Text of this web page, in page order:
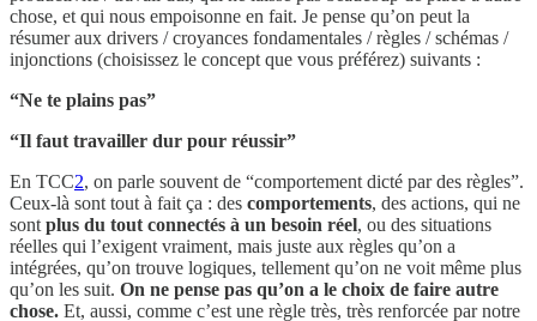
chose, et qui nous empoisonne en fait. Je pense qu’on peut la
résumer aux drivers / croyances fondamentales / règles / schémas /
injonctions (choisissez le concept que vous préférez) suivants :
“Ne te plains pas”
“Il faut travailler dur pour réussir”
En TCC2, on parle souvent de “comportement dicté par des règles”.
Ceux-là sont tout à fait ça : des comportements, des actions, qui ne
sontplus du tout connectés à un besoin réel, ou des situations
réelles qui l’exigent vraiment, mais juste aux règles qu’on a
intégrées, qu’on trouve logiques, tellement qu’on ne voit même plus
qu’on les suit. On ne pense pas qu’on a le choix de faire autre
chose. Et, aussi, comme c’est une règle très, très renforcée par notre